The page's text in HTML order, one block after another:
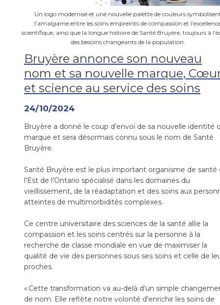
Un logo modernisé et une nouvelle palette de couleurs
l’amalgame entre les soins empreints de compassion et
scientifique, ainsi que la longue histoire de Santé Bruyère, toujours à
des besoins changeants de la population.
Bruyère annonce son nouveau
nom et sa nouvelle marque,
et science au service des soins
24/10/2024
Bruyère a donné le coup d’envoi de sa nouvelle identité
marque et sera désormais connu sous le nom de Santé
Bruyère.
Santé Bruyère est le plus important organisme de santé
l’Est de l’Ontario spécialisé dans les domaines du
vieillissement, de la réadaptation et des soins aux
atteintes de multimorbidités complexes.
Ce centre universitaire des sciences de la santé allie la
compassion et les soins centrés sur la personne à la
recherche de classe mondiale en vue de maximiser la
qualité de vie des personnes sous ses soins et celle de
proches.
« Cette transformation va au-delà d’un simple
de nom. Elle reflète notre volonté d’enrichir les soins de